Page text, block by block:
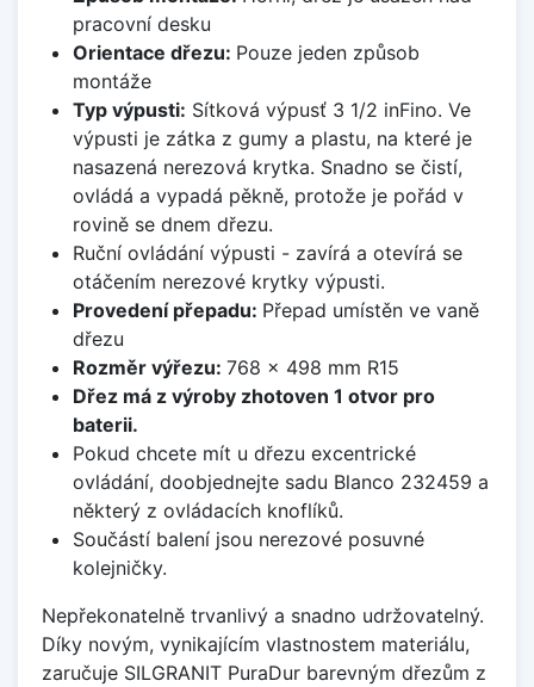
pracovní desku
Orientace dřezu: Pouze jeden způsob
montáže
Typ výpusti: Sítková výpusť 3 1/2 inFino. Ve
výpusti je zátka z gumy a plastu, na které je
nasazená nerezová krytka. Snadno se čistí,
ovládá a vypadá pěkně, protože je pořád v
rovině se dnem dřezu.
Ruční ovládání výpusti - zavírá a otevírá se
otáčením nerezové krytky výpusti.
Provedení přepadu: Přepad umístěn ve vaně
dřezu
Rozměr výřezu: 768 x 498 mm R15
Dřez má z výroby zhotoven 1 otvor pro
baterii.
Pokud chcete mít u dřezu excentrické
ovládání, doobjednejte sadu Blanco 232459 a
některý z ovládacích knoflíků.
Součástí balení jsou nerezové posuvné
kolejničky.
Nepřekonatelně trvanlivý a snadno udržovatelný.
Díky novým, vynikajícím vlastnostem materiálu,
zaručuje SILGRANIT PuraDur barevným dřezům z